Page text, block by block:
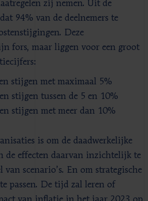
zij nemen. Uit de
94% van de deelnemers te
Deze
fors, maar liggen voor een groot
stijgen met maximaal 5%
stijgen tussen de 5 en 10%
stijgen met meer dan 10%
is om de daadwerkelijke
de effecten daarvan inzichtelijk te
scenario’s. En om strategische
passen. De tijd zal leren of